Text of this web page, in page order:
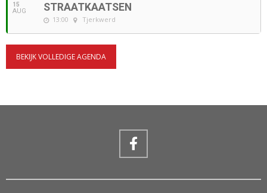
15
AUG STRAATKAATSEN
13:00 Tjerkwerd
BEKIJK VOLLEDIGE AGENDA